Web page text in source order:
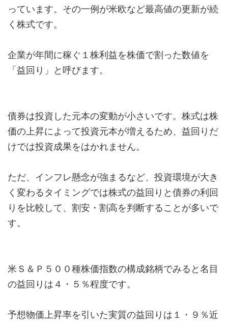
っています。その一例が米欧など最高値の更新が続
く株式です。
企業が年間に稼ぐ１株利益を株価で割った数値を
「益回り」と呼びます。
債券は投資した元本の変動が小さいです。株式は株
価の上昇によって投資元本が増えるため、益回りだ
けでは投資成果をはかれません。
ただ、インフレ懸念が強まるなど、投資環境が大き
く変わるタイミングでは株式の益回りと債券の利回
りを比較して、割安・割高を判断することが多いで
す。
米Ｓ＆Ｐ５００種株価指数の構成銘柄でみると名目
の益回りは４・５％程度です。
予想物価上昇率を引いた実質の益回りは１・９％近